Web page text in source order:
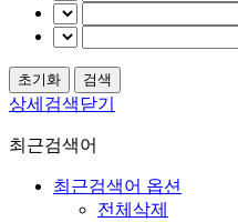
상세검색닫기
최근검색어
최근검색어 옵션
전체삭제